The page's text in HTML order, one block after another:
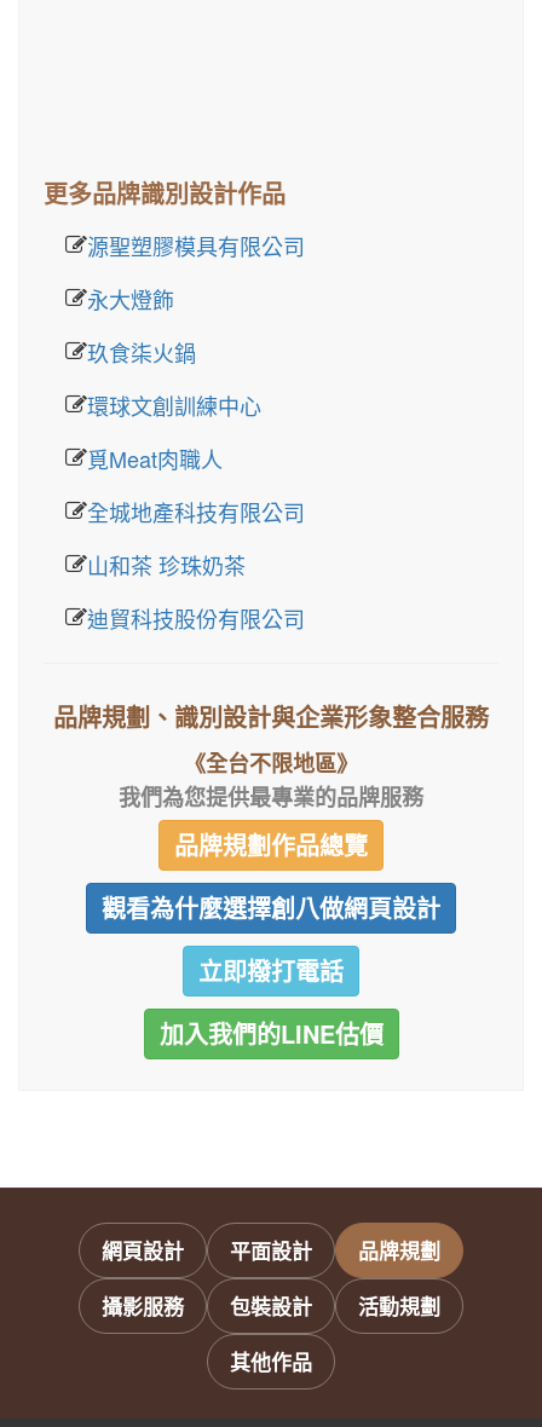
更多品牌識別設計作品
源聖塑膠模具有限公司
永大燈飾
玖食柒火鍋
環球文創訓練中心
覓Meat肉職人
全城地產科技有限公司
山和茶 珍珠奶茶
迪貿科技股份有限公司
品牌規劃、識別設計與企業形象整合服務
《全台不限地區》
我們為您提供最專業的品牌服務
品牌規劃作品總覽
觀看為什麼選擇創八做網頁設計
立即撥打電話
加入我們的LINE估價
網頁設計 平面設計
品牌規劃
攝影服務
包裝設計
活動規劃
其他作品